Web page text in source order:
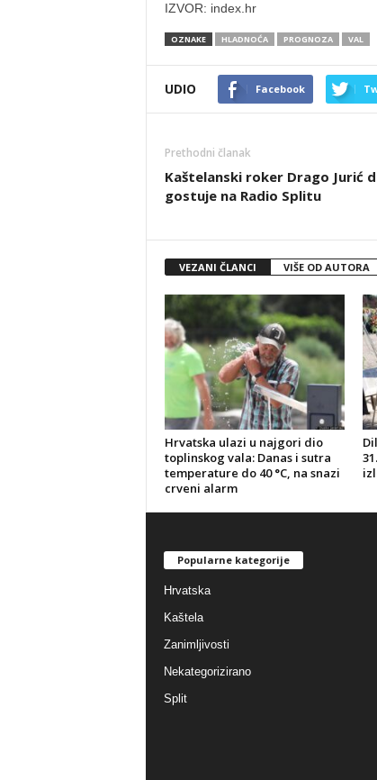
IZVOR: index.hr
OZNAKE HLADNOĆA PROGNOZA VAL
UDIO Facebook
Prethodni članak
Kaštelanski roker Drago Jurić
gostuje na Radio Splitu
VEZANI ČLANCI VIŠE OD AUTORA
Hrvatska ulazi u najgori dio
toplinskog vala: Danas i sutra
temperature do 40 °C, na snazi
crveni alarm
Popularne kategorije
Hrvatska
Kaštela
Zanimljivosti
Nekategorizirano
Split